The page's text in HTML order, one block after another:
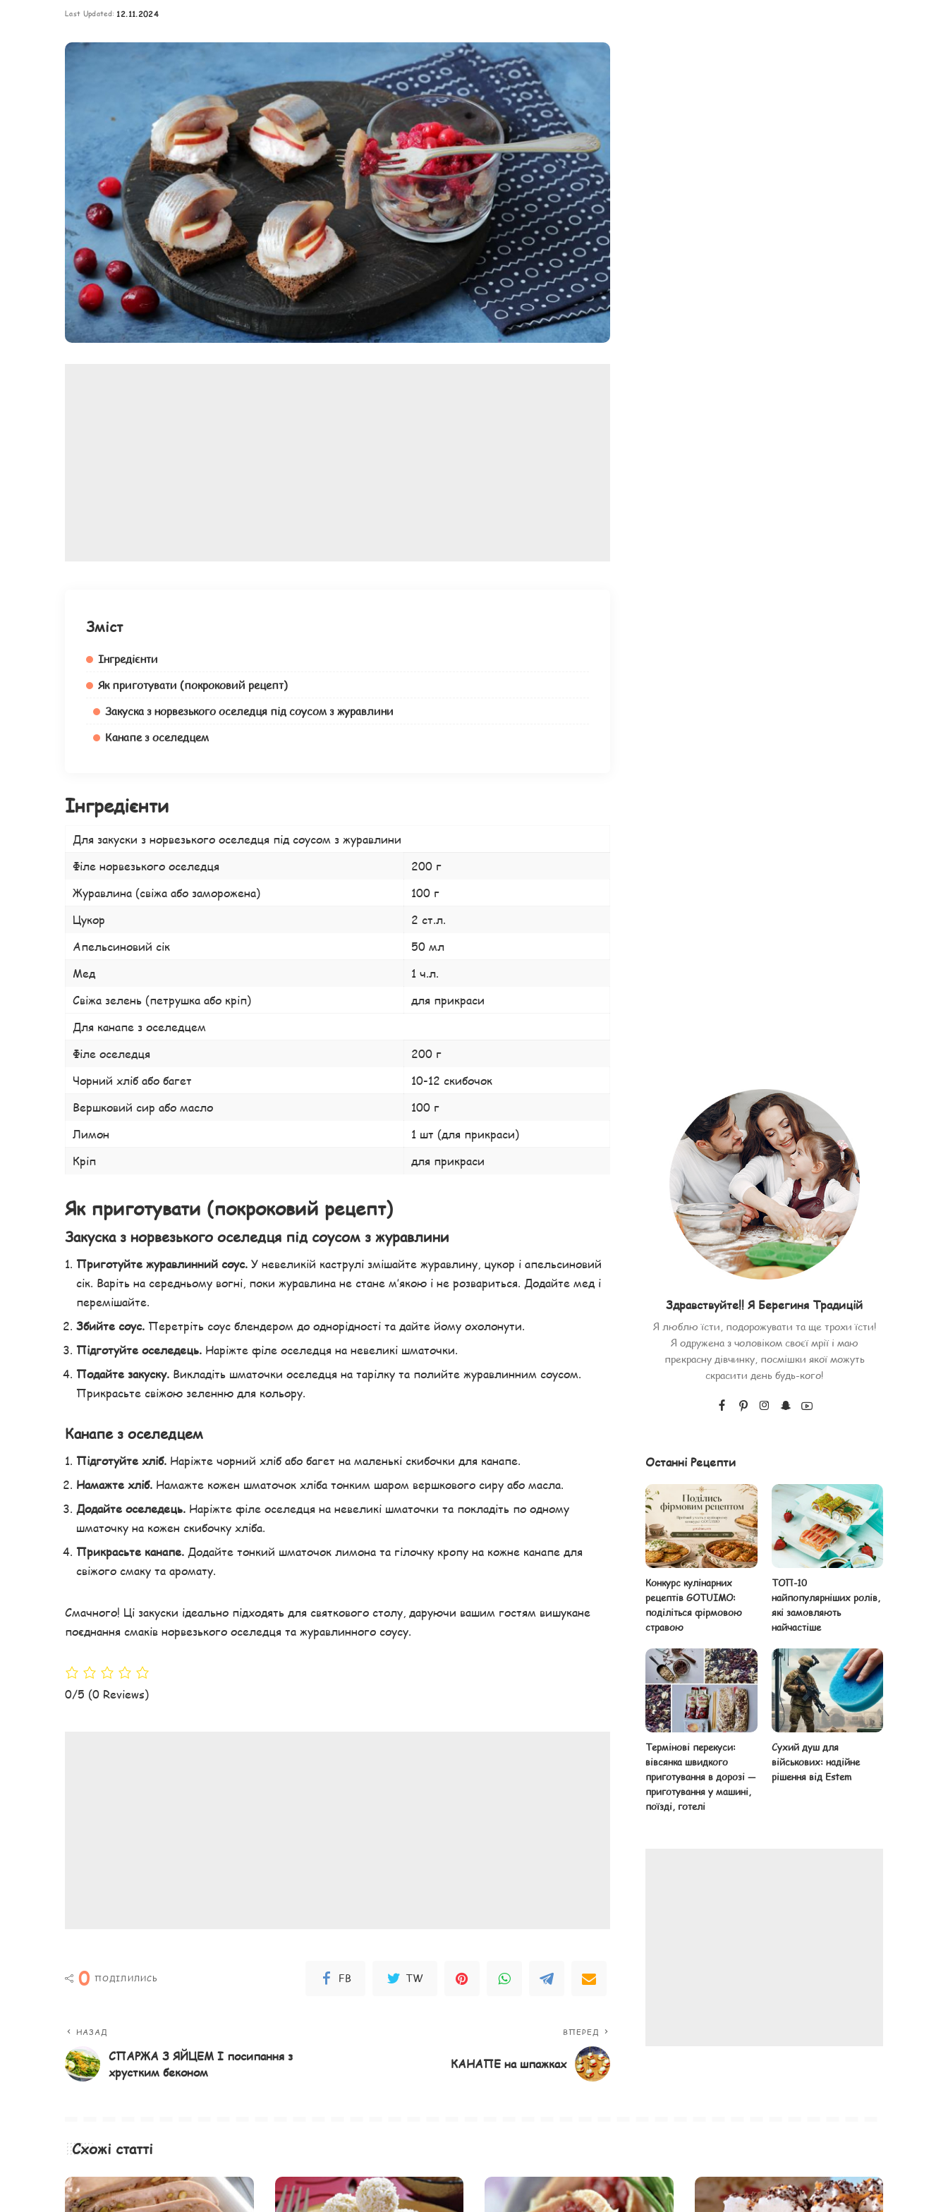
Шинка
Last Updated: 12.11.2024
Зміст
Інгредієнти
Як приготувати (покроковий рецепт)
Закуска з норвезького оселедця під соусом з журавлини
Канапе з оселедцем
Інгредієнти
Для закуски з норвезького оселедця під соусом з журавлини
Філе норвезького оселедця
200 г
Журавлина (свіжа або заморожена)
100 г
Цукор
2 ст.л.
Апельсиновий сік
50 мл
Мед
1 ч.л.
Свіжа зелень (петрушка або кріп)
для прикраси
Для канапе з оселедцем
Філе оселедця
200 г
Чорний хліб або багет
10-12 скибочок
Вершковий сир або масло
100 г
Лимон
1 шт (для прикраси)
Кріп
для прикраси
Як приготувати (покроковий рецепт)
Закуска з норвезького оселедця під соусом з журавлини
Приготуйте журавлинний соус. У невеликій каструлі змішайте журавлину, цукор і апельсиновий
сік. Варіть на середньому вогні, поки журавлина не стане м’якою і не розвариться. Додайте мед і
перемішайте.
Збийте соус. Перетріть соус блендером до однорідності та дайте йому охолонути.
Підготуйте оселедець. Наріжте філе оселедця на невеликі шматочки.
Подайте закуску. Викладіть шматочки оселедця на тарілку та полийте журавлинним соусом.
Прикрасьте свіжою зеленню для кольору.
Канапе з оселедцем
Підготуйте хліб. Наріжте чорний хліб або багет на маленькі скибочки для канапе.
Намажте хліб. Намажте кожен шматочок хліба тонким шаром вершкового сиру або масла.
Додайте оселедець. Наріжте філе оселедця на невеликі шматочки та покладіть по одному
шматочку на кожен скибочку хліба.
Прикрасьте канапе. Додайте тонкий шматочок лимона та гілочку кропу на кожне канапе для
свіжого смаку та аромату.
Смачного! Ці закуски ідеально підходять для святкового столу, даруючи вашим гостям вишукане
поєднання смаків норвезького оселедця та журавлинного соусу.
0/5 (0 Reviews)
0 ПОДІЛИЛИСЬ FB TW
НАЗАД
СПАРЖА З ЯЙЦЕМ І посипання з
хрустким беконом
ВПЕРЕД
КАНАПЕ на шпажках
Здравствуйте!! Я Берегиня Традицій
Я люблю їсти, подорожувати та ще трохи їсти!
Я одружена з чоловіком своєї мрії і маю
прекрасну дівчинку, посмішки якої можуть
скрасити день будь-кого!
Останні Рецепти
Конкурс кулінарних
рецептів GOTUIMO:
поділіться фірмовою
стравою
ТОП-10
найпопулярніших ролів,
які замовляють
найчастіше
Термінові перекуси:
вівсянка швидкого
приготування в дорозі —
приготування у машині,
поїзді, готелі
Сухий душ для
військових: надійне
рішення від Estem
Схожі статті